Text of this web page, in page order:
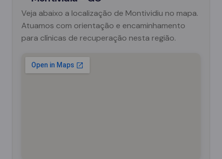
Veja abaixo a localização de Montividiu no mapa.
Atuamos com orientação e encaminhamento
para clínicas de recuperação nesta região.